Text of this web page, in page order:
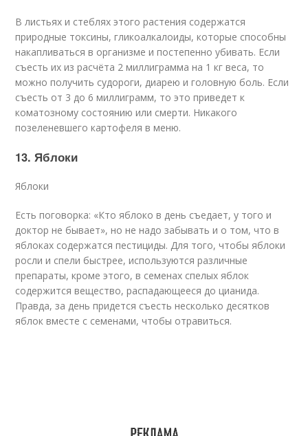
В листьях и стеблях этого растения содержатся
природные токсины, гликоалкалоиды, которые способны
накапливаться в организме и постепенно убивать. Если
съесть их из расчёта 2 миллиграмма на 1 кг веса, то
можно получить судороги, диарею и головную боль. Если
съесть от 3 до 6 миллиграмм, то это приведет к
коматозному состоянию или смерти. Никакого
позеленевшего картофеля в меню.
13. Яблоки
Яблоки
Есть поговорка: «Кто яблоко в день съедает, у того и
доктор не бывает», но не надо забывать и о том, что в
яблоках содержатся пестициды. Для того, чтобы яблоки
росли и спели быстрее, используются различные
препараты, кроме этого, в семенах спелых яблок
содержится вещество, распадающееся до цианида.
Правда, за день придется съесть несколько десятков
яблок вместе с семенами, чтобы отравиться.